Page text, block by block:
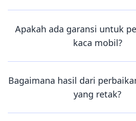
Apakah ada garansi untuk
kaca mobil?
Bagaimana hasil dari
yang retak?